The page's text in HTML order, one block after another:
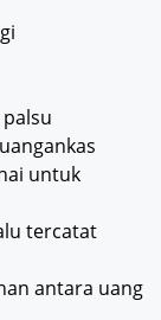
untuk
tercatat
antara uang